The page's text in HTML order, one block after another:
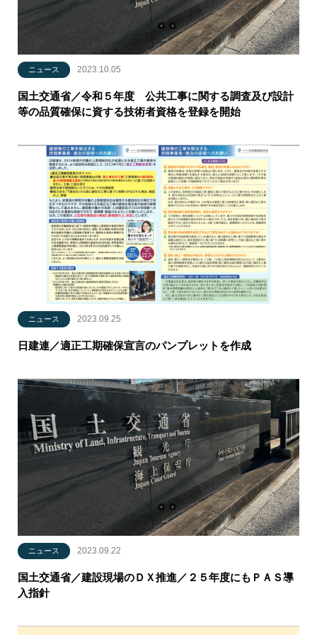
ニュース 2023.10.05
国土交通省／令和５年度 公共工事に関する調査及び設計
等の品質確保に資する技術者資格を登録を開始
ニュース 2023.09.25
日建連／適正工期確保宣言のパンプレットを作成
ニュース 2023.09.22
国土交通省／建設現場のＤＸ推進／２５年度にもＰＡＳ導
入指針